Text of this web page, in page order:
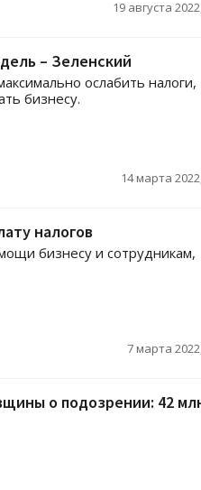
19 августа
– Зеленский
ослабить налоги,
бизнесу.
14 марта
налогов
бизнесу и сотрудникам,
7 марта
о подозрении: 42